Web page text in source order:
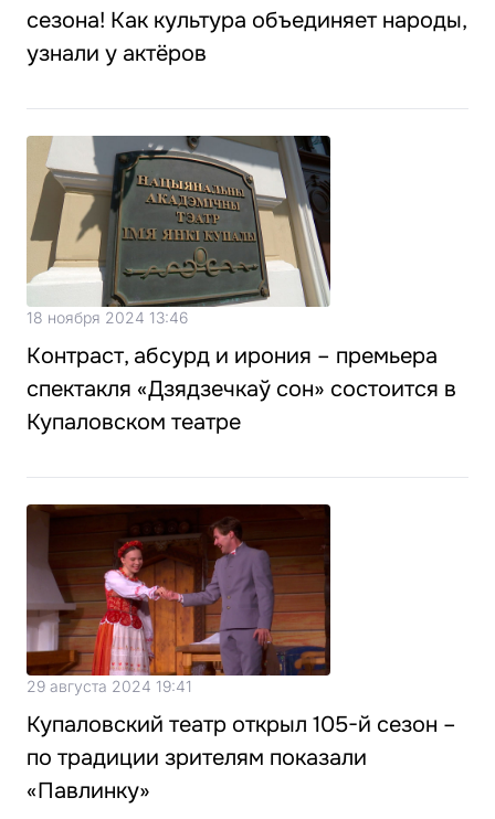
сезона! Как культура объединяет народы,
узнали у актёров
18 ноября 2024 13:46
Контраст, абсурд и ирония – премьера
спектакля «Дзядзечкаў сон» состоится в
Купаловском театре
29 августа 2024 19:41
Купаловский театр открыл 105-й сезон –
по традиции зрителям показали
«Павлинку»